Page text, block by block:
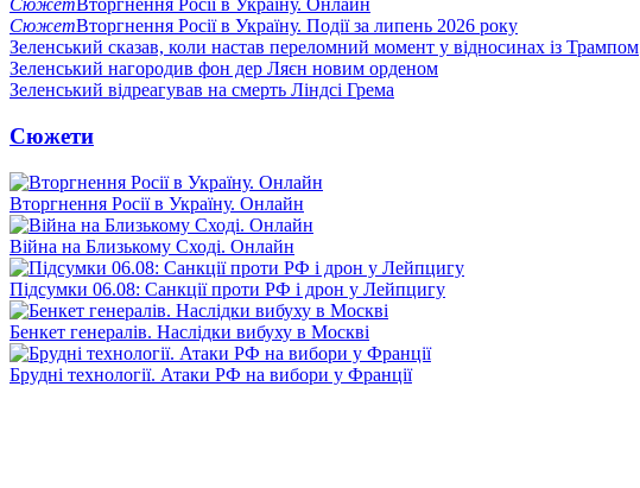
СюжетВторгнення Росії в Україну. Онлайн
СюжетВторгнення Росії в Україну. Події за липень 2026 року
Зеленський сказав, коли настав переломний момент у відносинах із Трампом
Зеленський нагородив фон дер Ляєн новим орденом
Зеленський відреагував на смерть Ліндсі Грема
Сюжети
Вторгнення Росії в Україну. Онлайн
Війна на Близькому Сході. Онлайн
Підсумки 06.08: Санкції проти РФ і дрон у Лейпцигу
Бенкет генералів. Наслідки вибуху в Москві
Брудні технології. Атаки РФ на вибори у Франції